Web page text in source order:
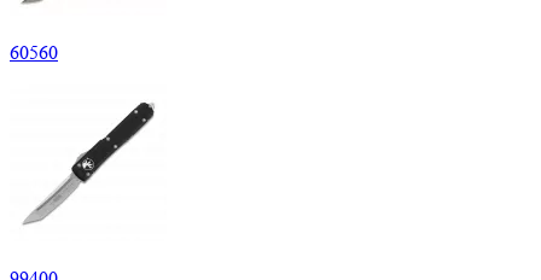
60560